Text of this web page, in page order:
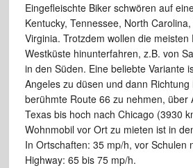
Eingefleischte Biker schwören auf
Kentucky, Tennessee, North
Virginia. Trotzdem wollen die meisten
Westküste hinunterfahren, z.B. von
in den Süden. Eine beliebte Variante
Angeles zu düsen und dann
berühmte Route 66 zu nehmen, über
Texas bis hoch nach Chicago (3930
Wohnmobil vor Ort zu mieten ist in
In Ortschaften: 35 mp/h, vor Schulen
Highway: 65 bis 75 mp/h.